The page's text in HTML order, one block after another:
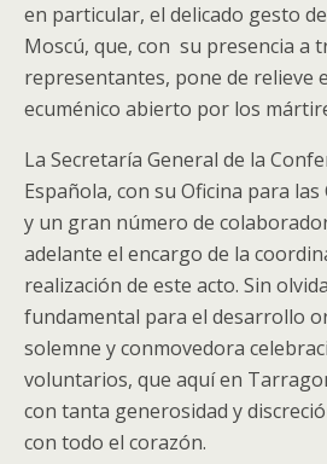
en particular, el delicado gesto
Moscú, que, con su presencia a
representantes, pone de relieve
ecuménico abierto por los
La Secretaría General de la
Española, con su Oficina para las
y un gran número de
adelante el encargo de la
realización de este acto. Sin
fundamental para el desarrollo
solemne y conmovedora
voluntarios, que aquí en
con tanta generosidad y
con todo el corazón.